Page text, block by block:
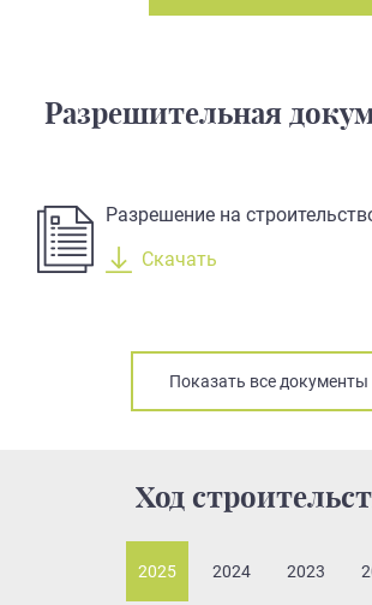
Разрешительная
Разрешение на
Скачать
Показать все документы
Ход
2025 2024 2023